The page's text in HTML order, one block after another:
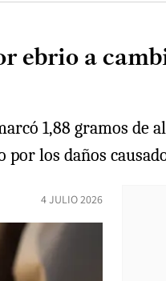
ebrio a
1,88 gramos de
los daños
4 JULIO 2026